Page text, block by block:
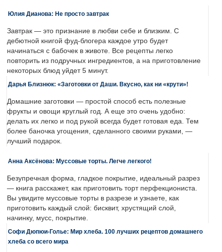
Юлия Дианова: Не просто завтрак
Завтрак — это признание в любви себе и близким. С
дебютной книгой фуд-блогера каждое утро будет
начинаться с бабочек в животе. Все рецепты легко
повторить из подручных ингредиентов, а на приготовление
некоторых блюд уйдет 5 минут.
Дарья Близнюк: «Заготовки от Даши. Вкусно, как ни «крути»!
Домашние заготовки — простой способ есть полезные
фрукты и овощи круглый год. А еще это очень удобно:
делать их легко и под рукой всегда будет готовая еда. Тем
более баночка угощения, сделанного своими руками, —
лучший подарок.
Анна Аксёнова: Муссовые торты. Легче легкого!
Безупречная форма, гладкое покрытие, идеальный разрез
— книга расскажет, как приготовить торт перфекциониста.
Вы увидите муссовые торты в разрезе и узнаете, как
приготовить каждый слой: бисквит, хрустящий слой,
начинку, мусс, покрытие.
Софи Дюпюи-Голье: Мир хлеба. 100 лучших рецептов домашнего
хлеба со всего мира